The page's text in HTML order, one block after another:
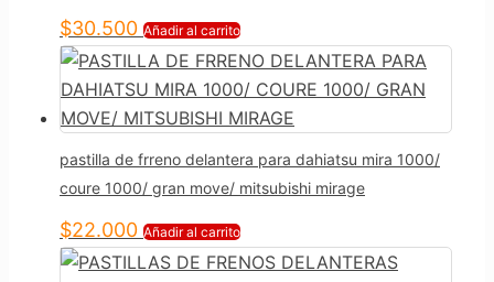
$30.500 Añadir al carrito
pastilla de frreno delantera para dahiatsu mira 1000/
coure 1000/ gran move/ mitsubishi mirage
$22.000 Añadir al carrito